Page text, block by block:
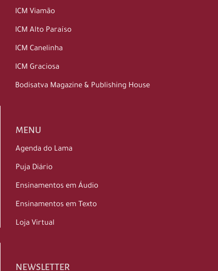
ICM Viamão
ICM Alto Paraíso
ICM Canelinha
ICM Graciosa
Bodisatva Magazine & Publishing House
MENU
Agenda do Lama
Puja Diário
Ensinamentos em Áudio
Ensinamentos em Texto
Loja Virtual
NEWSLETTER